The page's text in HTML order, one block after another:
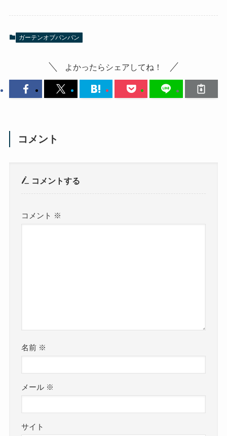
ガーテンオブバンバン
よかったらシェアしてね！
コメント
コメントする
コメント ※
名前 ※
メール ※
サイト